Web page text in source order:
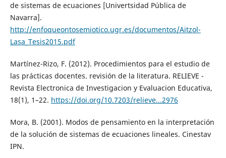
de sistemas de ecuaciones [Univertsidad Pública de
Navarra].
http://enfoqueontosemiotico.ugr.es/documentos/Aitzol-
Lasa_Tesis2015.pdf
Martínez-Rizo, F. (2012). Procedimientos para el estudio de
las prácticas docentes. revisión de la literatura. RELIEVE -
Revista Electronica de Investigacion y Evaluacion Educativa,
18(1), 1–22. https://doi.org/10.7203/relieve...2976
Mora, B. (2001). Modos de pensamiento en la interpretación
de la solución de sistemas de ecuaciones lineales. Cinestav
IPN.